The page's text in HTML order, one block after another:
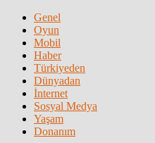
Genel
Oyun
Mobil
Haber
Türkiyeden
Dünyadan
İnternet
Sosyal Medya
Yaşam
Donanım